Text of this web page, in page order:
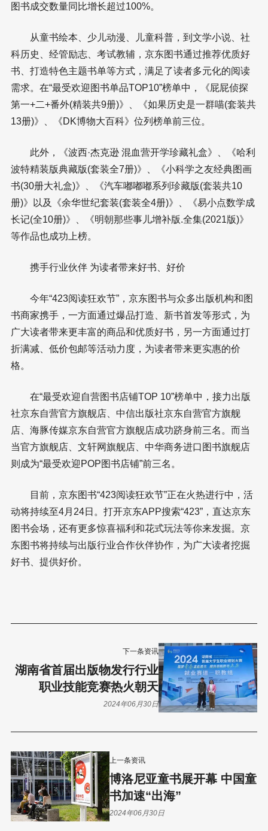
图书成交数量同比增长超过100%。
从童书绘本、少儿动漫、儿童科普，到文学小说、社
科历史、经管励志、考试教辅，京东图书通过推荐优质好
书、打造特色主题书单等方式，满足了读者多元化的阅读
需求。在“最受欢迎图书单品TOP10”榜单中，《屁屁侦探
第一+二+番外(精装共9册)》、《如果历史是一群喵(套装共
13册)》、《DK博物大百科》位列榜单前三位。
此外，《波西·杰克逊 混血营开学珍藏礼盒》、《哈利
波特精装版典藏版(套装全7册)》、《小科学之友经典图画
书(30册大礼盒)》、《汽车嘟嘟嘟系列珍藏版(套装共10
册)》以及《余华世纪套装(套装全4册)》、《易小点数学成
长记(全10册)》、《明朝那些事儿增补版.全集(2021版)》
等作品也成功上榜。
携手行业伙伴 为读者带来好书、好价
今年“423阅读狂欢节”，京东图书与众多出版机构和图
书商家携手，一方面通过爆品打造、新书首发等形式，为
广大读者带来更丰富的商品和优质好书，另一方面通过打
折满减、低价包邮等活动力度，为读者带来更实惠的价
格。
在“最受欢迎自营图书店铺TOP 10”榜单中，接力出版
社京东自营官方旗舰店、中信出版社京东自营官方旗舰
店、海豚传媒京东自营官方旗舰店成功跻身前三名。而当
当官方旗舰店、文轩网旗舰店、中华商务进口图书旗舰店
则成为“最受欢迎POP图书店铺”前三名。
目前，京东图书“423阅读狂欢节”正在火热进行中，活
动将持续至4月24日。打开京东APP搜索“423”，直达京东
图书会场，还有更多惊喜福利和花式玩法等你来发掘。京
东图书将持续与出版行业合作伙伴协作，为广大读者挖掘
好书、提供好价。
上一条资讯
博洛尼亚童书展开幕 中国童
书加速“出海”
2024年06月30日
下一条资讯
湖南省首届出版物发行行业
职业技能竞赛热火朝天
2024年06月30日